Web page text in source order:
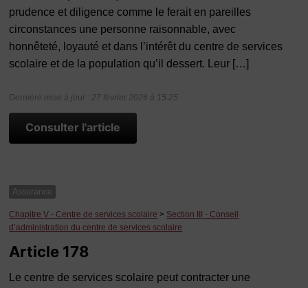
prudence et diligence comme le ferait en pareilles
circonstances une personne raisonnable, avec
honnêteté, loyauté et dans l’intérêt du centre de services
scolaire et de la population qu’il dessert. Leur […]
Dernière mise à jour : 27 février 2026 à 15:25
Consulter l'article
Assurance
Chapitre V - Centre de services scolaire > Section III - Conseil
d’administration du centre de services scolaire
Article 178
Le centre de services scolaire peut contracter une